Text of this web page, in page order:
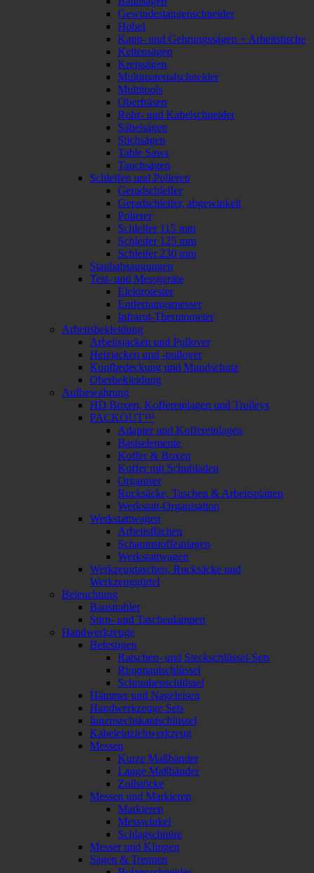
Gewindestangenschneider
Hobel
Kapp- und Gehrungssägen + Arbeitstische
Kettensägen
Kreissägen
Multimaterialschneider
Multitools
Oberfräsen
Rohr- und Kabelschneider
Säbelsägen
Stichsägen
Table Saws
Tauchsägen
Schleifen und Polieren
Geradschleifer
Geradschleifer, abgewinkelt
Polierer
Schleifer 115 mm
Schleifer 125 mm
Schleifer 230 mm
Staubabsaugungen
Test- und Messgeräte
Elektrotester
Entfernungsmesser
Infrarot-Thermometer
Arbeitsbekleidung
Arbeitsjacken und Pullover
Heizjacken und -pullover
Kopfbedeckung und Mundschutz
Oberbekleidung
Aufbewahrung
HD Boxen, Koffereinlagen und Trolleys
PACKOUT™
Adapter und Koffereinlagen
Basiselemente
Koffer & Boxen
Koffer mit Schubladen
Organiser
Rucksäcke, Taschen & Arbeitsplatten
Werkstatt-Organisation
Werkstattwagen
Arbeitsflächen
Schaumstoffeinlagen
Werkstattwagen
Werkzeugtaschen, Rucksäcke und
Werkzeuggürtel
Beleuchtung
Baustrahler
Stirn- und Taschenlampen
Handwerkzeuge
Befestigen
Ratschen- und Steckschlüssel-Sets
Ringmaulschlüssel
Schraubenschlüssel
Hämmer und Nageleisen
Handwerkzeuge Sets
Innensechskantschlüssel
Kabeleinziehwerkzeug
Messen
Kurze Maßbänder
Lange Maßbänder
Zollstöcke
Messen und Markieren
Markieren
Messwinkel
Schlagschnüre
Messer und Klingen
Sägen & Trennen